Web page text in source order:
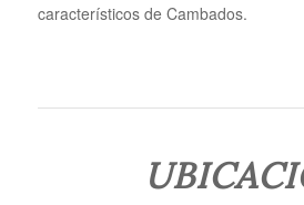
característicos de Cambados.